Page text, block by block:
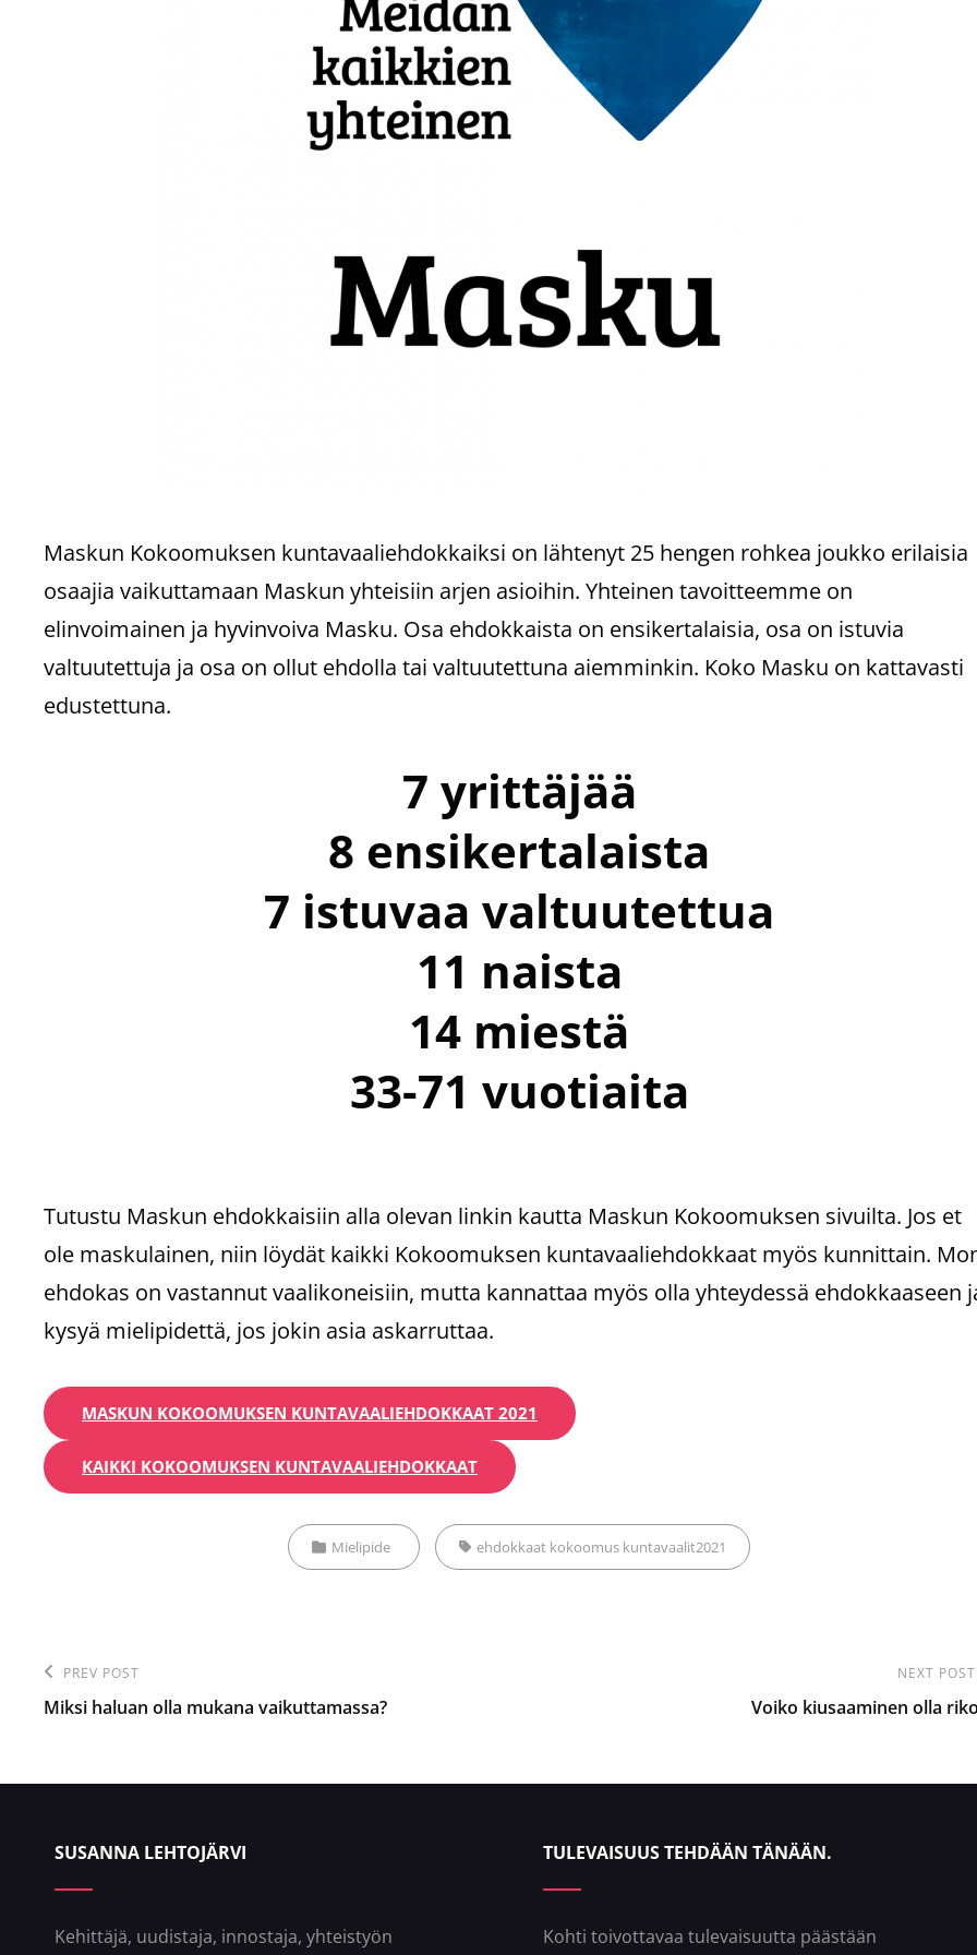
Maskun Kokoomuksen kuntavaaliehdokkaiksi on lähtenyt 25 hengen rohkea joukko erilaisia
osaajia vaikuttamaan Maskun yhteisiin arjen asioihin. Yhteinen tavoitteemme on
elinvoimainen ja hyvinvoiva Masku. Osa ehdokkaista on ensikertalaisia, osa on istuvia
valtuutettuja ja osa on ollut ehdolla tai valtuutettuna aiemminkin. Koko Masku on kattavasti
edustettuna.
7 yrittäjää
8 ensikertalaista
7 istuvaa valtuutettua
11 naista
14 miestä
33-71 vuotiaita
Tutustu Maskun ehdokkaisiin alla olevan linkin kautta Maskun Kokoomuksen sivuilta. Jos et
ole maskulainen, niin löydät kaikki Kokoomuksen kuntavaaliehdokkaat myös kunnittain.
ehdokas on vastannut vaalikoneisiin, mutta kannattaa myös olla yhteydessä ehdokkaaseen
kysyä mielipidettä, jos jokin asia askarruttaa.
MASKUN KOKOOMUKSEN KUNTAVAALIEHDOKKAAT 2021
KAIKKI KOKOOMUKSEN KUNTAVAALIEHDOKKAAT
Categories
Mielipide Tags,ehdokkaat kokoomus kuntavaalit2021
Post
navigation
Previous
Post
PREV POST
Miksi haluan olla mukana vaikuttamassa?
NEXT POST
Voiko kiusaaminen olla
SUSANNA LEHTOJÄRVI
Kehittäjä, uudistaja, innostaja, yhteistyön
TULEVAISUUS TEHDÄÄN TÄNÄÄN.
Kohti toivottavaa tulevaisuutta päästään